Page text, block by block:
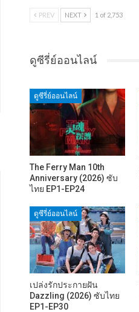
PREV NEXT 1 of 2,753
ดูซีรี่ย์ออนไลน์
ดูซีรี่ย์ออนไลน์
The Ferry Man 10th
Anniversary (2026) ซับ
ไทย EP1-EP24
ดูซีรี่ย์ออนไลน์
เปล่งรักประกายฝัน
Dazzling (2026) ซับไทย
EP1-EP30